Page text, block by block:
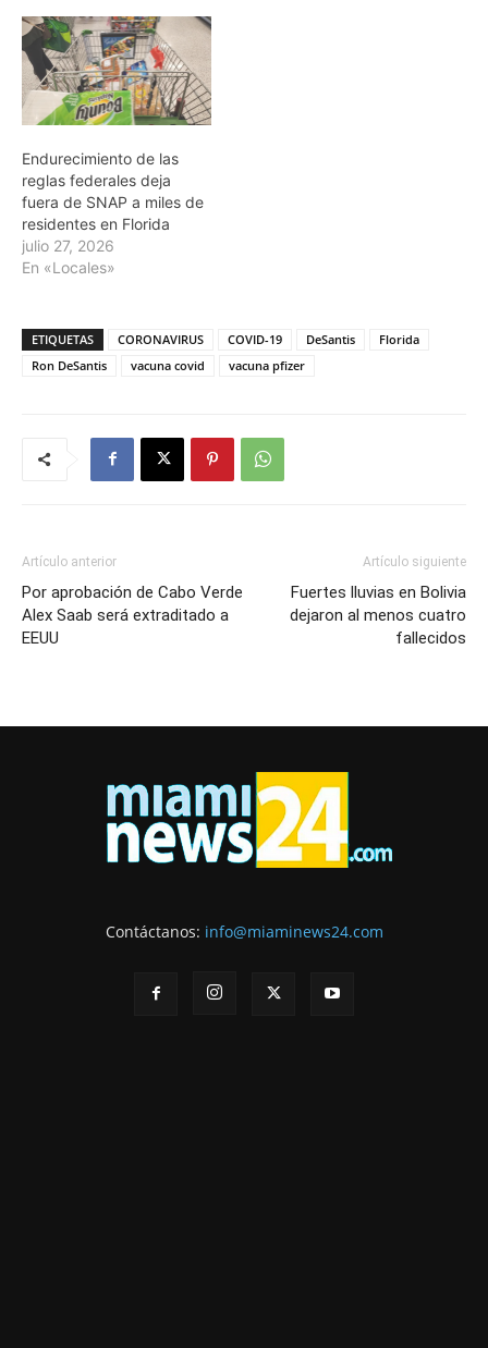
Endurecimiento de las
reglas federales deja
fuera de SNAP a miles de
residentes en Florida
julio 27, 2026
En «Locales»
ETIQUETAS CORONAVIRUS COVID-19 DeSantis
Florida
Ron DeSantis
vacuna covid vacuna pfizer
Artículo anterior
Por aprobación de Cabo Verde
Alex Saab será extraditado a
EEUU
Artículo siguiente
Fuertes lluvias en Bolivia
dejaron al menos cuatro
fallecidos
Contáctanos: info@miaminews24.com